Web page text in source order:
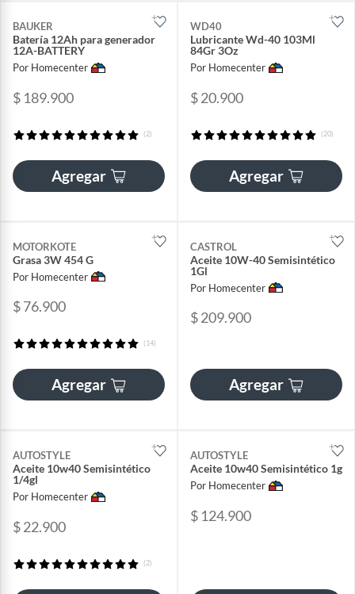
BAUKER
Batería 12Ah para generador
12A-BATTERY
Por Homecenter
$ 189.900
(2)
Agregar
WD40
Lubricante Wd-40 103Ml
84Gr 3Oz
Por Homecenter
$ 20.900
(20)
Agregar
MOTORKOTE
Grasa 3W 454 G
Por Homecenter
$ 76.900
(14)
Agregar
CASTROL
Aceite 10W-40 Semisintético
1Gl
Por Homecenter
$ 209.900
Agregar
AUTOSTYLE
Aceite 10w40 Semisintético
1/4gl
Por Homecenter
$ 22.900
(2)
AUTOSTYLE
Aceite 10w40 Semisintético 1g
Por Homecenter
$ 124.900